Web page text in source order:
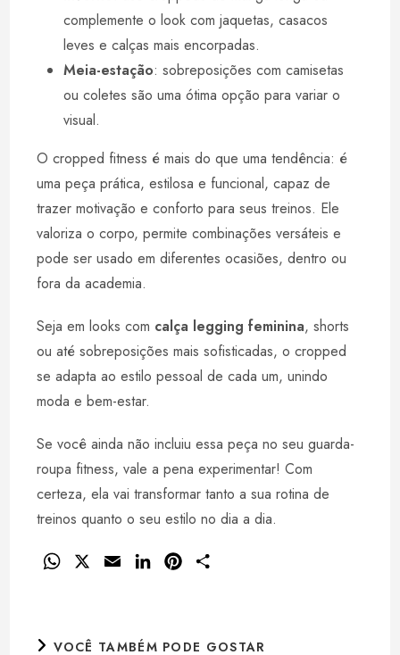
complemente o look com jaquetas, casacos
leves e calças mais encorpadas.
Meia-estação: sobreposições com camisetas
ou coletes são uma ótima opção para variar o
visual.
O cropped fitness é mais do que uma tendência: é
uma peça prática, estilosa e funcional, capaz de
trazer motivação e conforto para seus treinos. Ele
valoriza o corpo, permite combinações versáteis e
pode ser usado em diferentes ocasiões, dentro ou
fora da academia.
Seja em looks com calça legging feminina, shorts
ou até sobreposições mais sofisticadas, o cropped
se adapta ao estilo pessoal de cada um, unindo
moda e bem-estar.
Se você ainda não incluiu essa peça no seu guarda-
roupa fitness, vale a pena experimentar! Com
certeza, ela vai transformar tanto a sua rotina de
treinos quanto o seu estilo no dia a dia.
W
VOCÊ TAMBÉM PODE GOSTAR